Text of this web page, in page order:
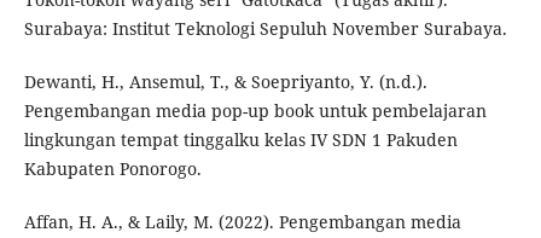
Surabaya: Institut Teknologi Sepuluh November Surabaya.
Dewanti, H., Ansemul, T., & Soepriyanto, Y. (n.d.).
Pengembangan media pop-up book untuk pembelajaran
lingkungan tempat tinggalku kelas IV SDN 1 Pakuden
Kabupaten Ponorogo.
Affan, H. A., & Laily, M. (2022). Pengembangan media